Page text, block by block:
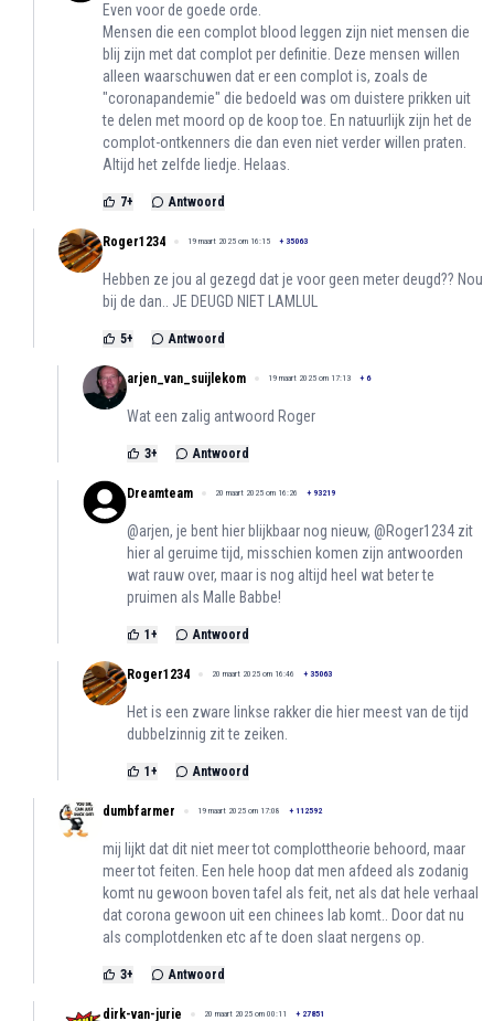
Even voor de goede orde.
Mensen die een complot blood leggen zijn niet mensen die
blij zijn met dat complot per definitie. Deze mensen willen
alleen waarschuwen dat er een complot is, zoals de
"coronapandemie" die bedoeld was om duistere prikken uit
te delen met moord op de koop toe. En natuurlijk zijn het de
complot-ontkenners die dan even niet verder willen praten.
Altijd het zelfde liedje. Helaas.
7+ Antwoord
Roger1234 19 maart 2025 om 16:15 + 35063
Hebben ze jou al gezegd dat je voor geen meter deugd?? Nou
bij de dan.. JE DEUGD NIET LAMLUL
5+ Antwoord
arjen_van_suijlekom 19 maart 2025 om 17:13 + 6
Wat een zalig antwoord Roger
3+ Antwoord
Dreamteam 20 maart 2025 om 16:26 + 93219
@arjen, je bent hier blijkbaar nog nieuw, @Roger1234 zit
hier al geruime tijd, misschien komen zijn antwoorden
wat rauw over, maar is nog altijd heel wat beter te
pruimen als Malle Babbe!
1 + Antwoord
Roger1234 20 maart 2025 om 16:46 + 35063
Het is een zware linkse rakker die hier meest van de tijd
dubbelzinnig zit te zeiken.
1 + Antwoord
dumbfarmer 19 maart 2025 om 17:08 + 112592
mij lijkt dat dit niet meer tot complottheorie behoord, maar
meer tot feiten. Een hele hoop dat men afdeed als zodanig
komt nu gewoon boven tafel als feit, net als dat hele verhaal
dat corona gewoon uit een chinees lab komt.. Door dat nu
als complotdenken etc af te doen slaat nergens op.
3+ Antwoord
dirk-van-jurie 20 maart 2025 om 00:11 + 27851